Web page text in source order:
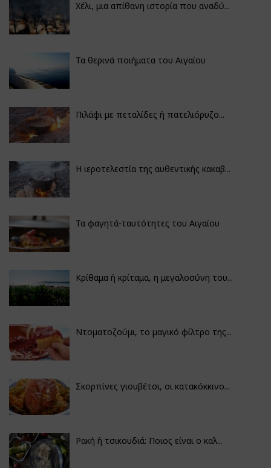
Χέλι, μια απίθανη ιστορία που αναδύ...
Τα θερινά ποιήματα του Αιγαίου
Πιλάφι με πεταλίδες ή πατελιόρυζο...
Η ιεροτελεστία της αυθεντικής κακαβ...
Τα φαγητά-ταυτότητες του Αιγαίου
Κρίθαμα ή κρίταμα, η μεγαλοσύνη του...
Ντοματοζούμι, το μαγικό φίλτρο της...
Σκορπίνες γιουβέτσι, οι κατακόκκινο...
Ρακή ή τσικουδιά: Ποιος είναι ο καλ...